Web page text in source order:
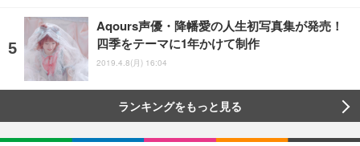
Aqours声優・降幡愛の人生初写真集が発売！
四季をテーマに1年かけて制作
2019.4.8(月) 16:04
ランキングをもっと見る